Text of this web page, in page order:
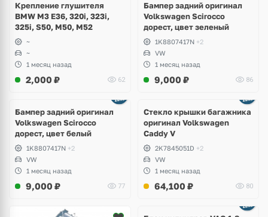
Крепление глушителя
BMW M3 E36, 320i, 323i,
325i, S50, M50, M52
~
~
1 месяц назад
2,000 ₽ 62
Бампер задний оригинал
Volkswagen Scirocco
дорест, цвет зеленый
1K8807417N +2
VW
1 месяц назад
9,000 ₽ 86
Бампер задний оригинал
Volkswagen Scirocco
дорест, цвет белый
1K8807417N +2
VW
1 месяц назад
9,000 ₽ 77
Стекло крышки багажника
оригинал Volkswagen
Caddy V
2K7845051D +2
VW
1 месяц назад
64,100 ₽ 80
2 фото